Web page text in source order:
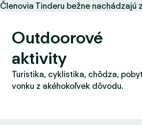
Členovia Tinderu bežne nachádzajú
Outdoorové
aktivity
Turistika, cyklistika, chôdza, pobyt
vonku z akéhokoľvek dôvodu.